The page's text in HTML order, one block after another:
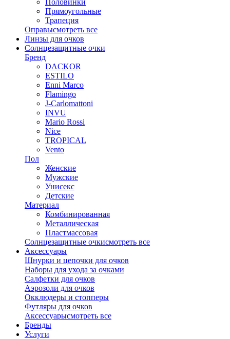
Прямоугольные
Трапеция
Оправысмотреть все
Линзы для очков
Солнцезащитные очки
Бренд
DACKOR
ESTILO
Enni Marco
Flamingo
J-Carlomattoni
INVU
Mario Rossi
Nice
TROPICAL
Vento
Пол
Женские
Мужские
Унисекс
Детские
Материал
Комбинированная
Металлическая
Пластмассовая
Солнцезащитные очкисмотреть все
Аксессуары
Шнурки и цепочки для очков
Наборы для ухода за очками
Салфетки для очков
Аэрозоли для очков
Окклюдеры и стопперы
Футляры для очков
Аксессуарысмотреть все
Бренды
Услуги